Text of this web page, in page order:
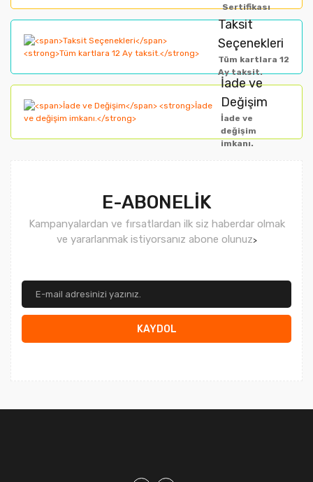
Sertifikası
Taksit
Seçenekleri
Tüm kartlara 12
Ay taksit.
İade ve
Değişim
İade ve
değişim
imkanı.
E-ABONELİK
Kampanyalardan ve fırsatlardan ilk siz haberdar olmak
ve yararlanmak istiyorsanız abone olunuz>
KAYDOL